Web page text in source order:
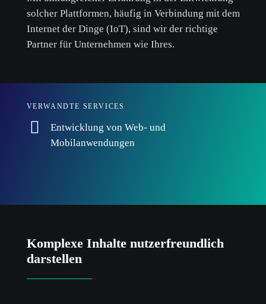
solcher Plattformen, häufig in Verbindung mit dem
Internet der Dinge (IoT), sind wir der richtige
Partner für Unternehmen wie Ihres.
VERWANDTE SERVICES
Entwicklung von Web- und
Mobilanwendungen
Komplexe Inhalte nutzerfreundlich
darstellen
Cookie-
NUR NOTWENDIGE AKZEPTIEREN